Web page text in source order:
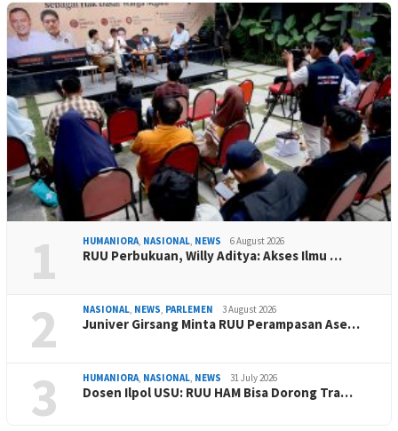
1 HUMANIORA, NASIONAL, NEWS 6 August 2026
RUU Perbukuan, Willy Aditya: Akses Ilmu …
2 NASIONAL, NEWS, PARLEMEN 3 August 2026
Juniver Girsang Minta RUU Perampasan Ase…
3 HUMANIORA, NASIONAL, NEWS 31 July 2026
Dosen Ilpol USU: RUU HAM Bisa Dorong Tra…